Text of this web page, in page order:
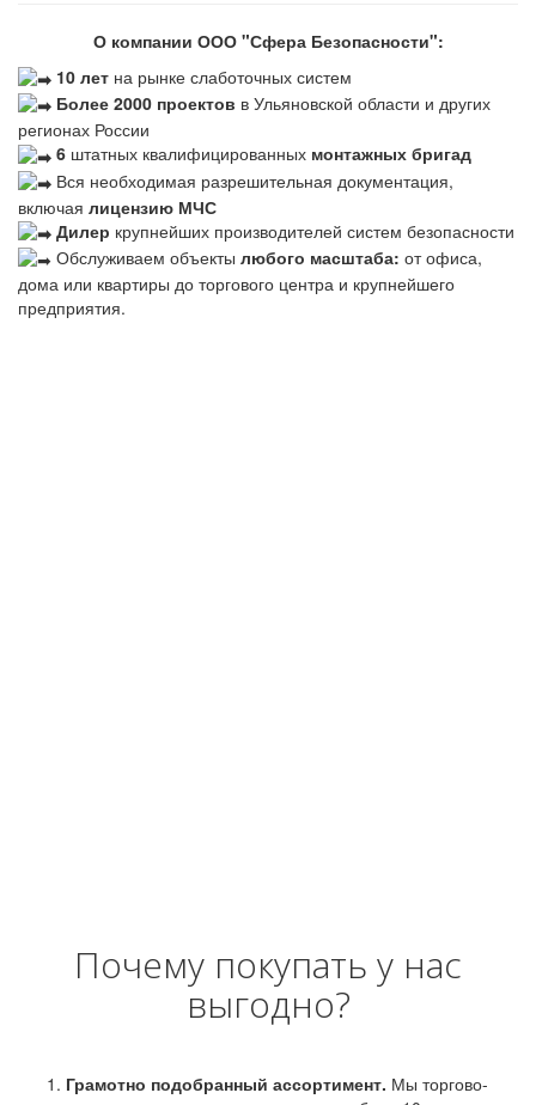
О компании ООО "Сфера Безопасности":
10 лет на рынке слаботочных систем
Более 2000 проектов в Ульяновской области и других
регионах России
6 штатных квалифицированных монтажных бригад
Вся необходимая разрешительная документация,
включая лицензию МЧС
Дилер крупнейших производителей систем безопасности
Обслуживаем объекты любого масштаба: от офиса,
дома или квартиры до торгового центра и крупнейшего
предприятия.
Почему покупать у нас
выгодно?
Грамотно подобранный ассортимент. Мы торгово-